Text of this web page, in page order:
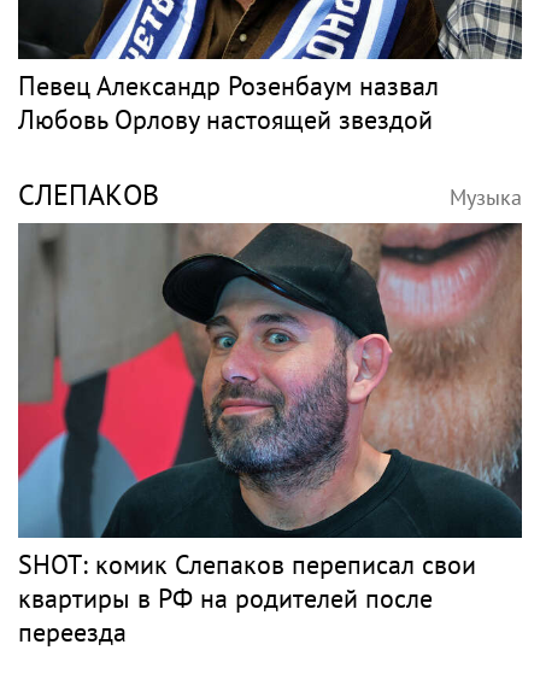
Дисквалифицированный за допинг
Заболотный подписал контракт с клубом
Басты
Барды
РОЗЕНБАУМ Музыка